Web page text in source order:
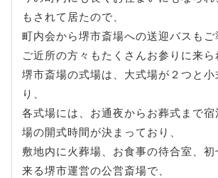
もされて居たので、
町内会から堺市斎場への送迎バスもご
ご近所の方々もたくさんお参りに来ら
堺市斎場の式場は、大式場が２つと小
り、
各式場には、お通夜からお葬式まで
場の開式時間が決まっており、
敷地内に火葬場、お食事の待合室、初
来る堺市運営の公営斎場で、